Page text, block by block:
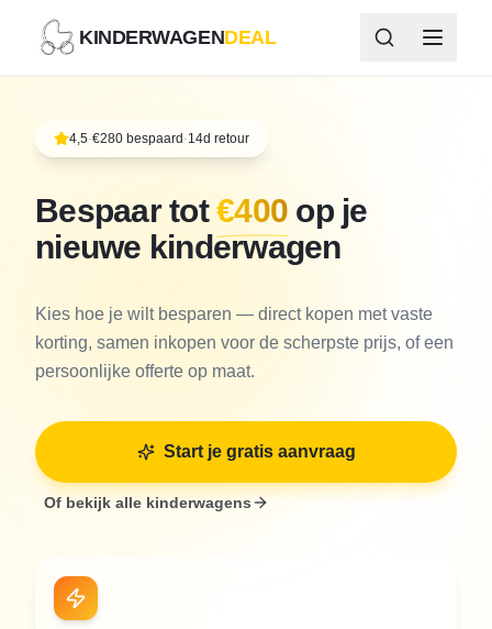
KINDERWAGENDEAL
4,5·€280 bespaard ·14d retour
Bespaar tot €400 op je
nieuwe kinderwagen
Kies hoe je wilt besparen — direct kopen met vaste
korting, samen inkopen voor de scherpste prijs, of een
persoonlijke offerte op maat.
Start je gratis aanvraag
Of bekijk alle kinderwagens